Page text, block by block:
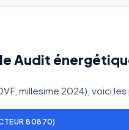
Audit
millesime 2024), voici
80870)